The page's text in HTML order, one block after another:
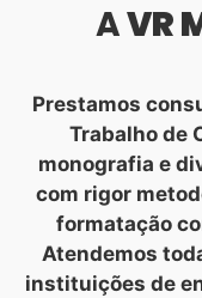
AVR
Prestamos
Trabalho de
monografia e
com rigor
formatação
Atendemos
instituições de